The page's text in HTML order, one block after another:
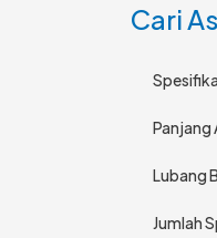
Cari
Panjang
Lubang
Jumlah